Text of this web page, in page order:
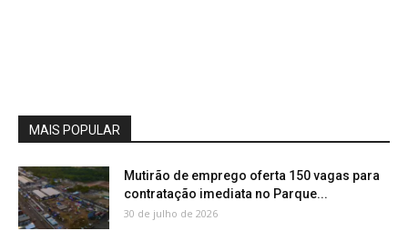
MAIS POPULAR
Mutirão de emprego oferta 150 vagas para
contratação imediata no Parque...
30 de julho de 2026